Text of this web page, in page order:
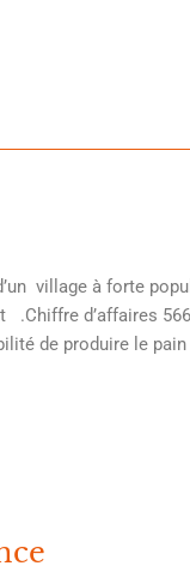
village à forte
.Chiffre d’affaires
de produire le